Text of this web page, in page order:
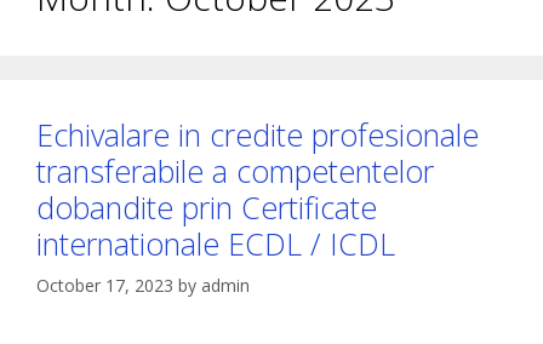
Echivalare in credite profesionale
transferabile a competentelor
dobandite prin Certificate
internationale ECDL / ICDL
October 17, 2023 by admin